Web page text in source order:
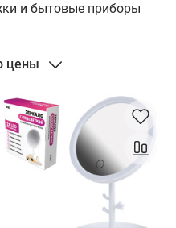
и бытовые приборы
цены